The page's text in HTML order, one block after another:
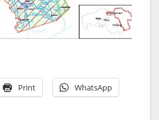
Print WhatsApp